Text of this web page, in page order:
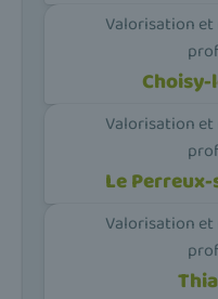
Valorisation
Valorisation
Le
Valorisation